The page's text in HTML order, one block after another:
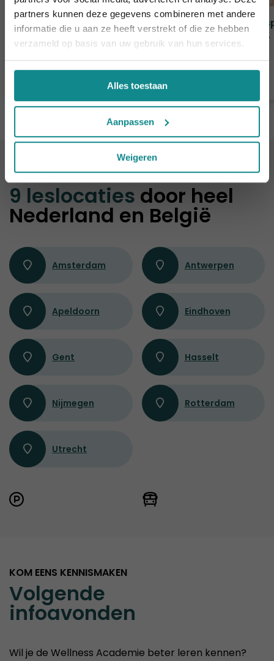
partners kunnen deze gegevens combineren met andere
informatie die u aan ze heeft verstrekt of die ze hebben
verzameld op basis van uw gebruik van hun services.
Alles toestaan
Aanpassen
Weigeren
Manuele lymfedrainage
Duur
2 dagen
Duur
ALTIJD IN DE BUURT
9 leslocaties door heel
Nederland en België
Amsterdam Antwerpen
Apeldoorn Eindhoven
Gent Hasselt
Nijmegen Rotterdam
Utrecht
KOM EENS KENNISMAKEN
Volgende
infoavonden
Wil je de Wellness Academie beter leren kennen?
daarna eindigt de zomeractie definitief.
Sluiten